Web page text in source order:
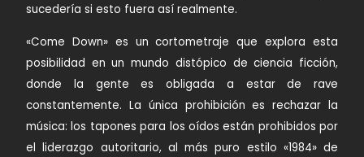
sucedería si esto fuera así realmente.
«Come Down»es un cortometraje que explora esta
posibilidad en un mundo distópico de ciencia ficción,
donde la gente es obligada a estar de rave
constantemente. La única prohibición es rechazar la
música: los tapones para los oídos están prohibidos por
el liderazgo autoritario, al más puro estilo «1984» de